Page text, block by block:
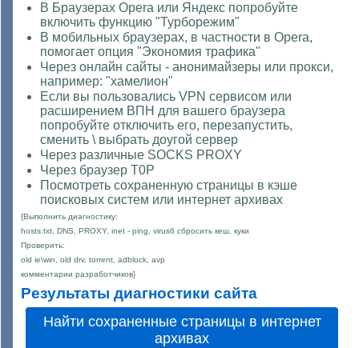
В Браузерах Opera или Яндекс попробуйте
включить функцию "Турборежим"
В мобильных браузерах, в частности в Opera,
помогает опция "Экономия трафика"
Через онлайн сайты - анонимайзеры или прокси,
например: "хамелион"
Если вы пользовались VPN сервисом или
расширением ВПН для вашего браузера
попробуйте отключить его, перезапустить,
сменить \ выбрать доугой сервер
Через различные SOCKS PROXY
Через браузер Т0Р
Посмотреть сохраненную страницы в кэше
поисковых систем или интернет архивах
{Выполнить диагностику:
hosts.txt, DNS, PROXY, inet - ping, virusб сбросить кеш, куки
Проверить:
old ie\win, old drv, torrent, adblock, avp
комментарии разработчиков}
Результаты диагностики сайта